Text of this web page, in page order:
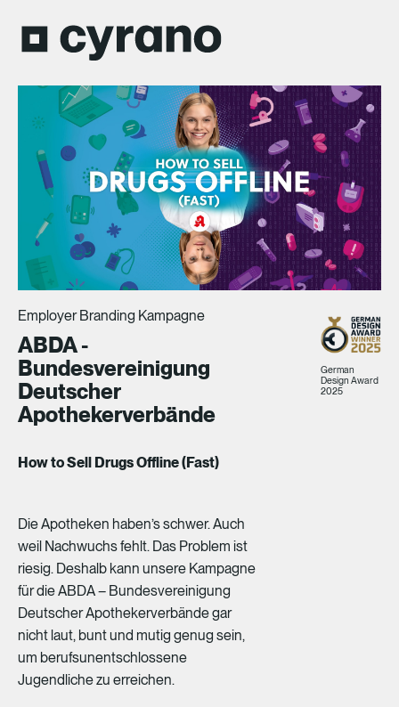
Employer Branding Kampagne
ABDA -
Bundesvereinigung
Deutscher
Apothekerverbände
How to Sell Drugs Offline (Fast)
DieApotheken haben’sschwer. Auch
weil Nachwuchsfehlt. Das Problem ist
riesig. Deshalb kann unsere Kampagne
fürdieABDA– Bundesvereinigung
DeutscherApothekerverbändegar
nicht laut, buntund mutig genug sein,
um berufsunentschlossene
Jugendlichezu erreichen.
German
Design Award
2025